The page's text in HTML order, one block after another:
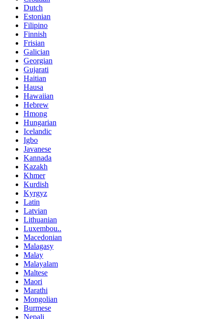
Dutch
Estonian
Filipino
Finnish
Frisian
Galician
Georgian
Gujarati
Haitian
Hausa
Hawaiian
Hebrew
Hmong
Hungarian
Icelandic
Igbo
Javanese
Kannada
Kazakh
Khmer
Kurdish
Kyrgyz
Latin
Latvian
Lithuanian
Luxembou..
Macedonian
Malagasy
Malay
Malayalam
Maltese
Maori
Marathi
Mongolian
Burmese
Nepali